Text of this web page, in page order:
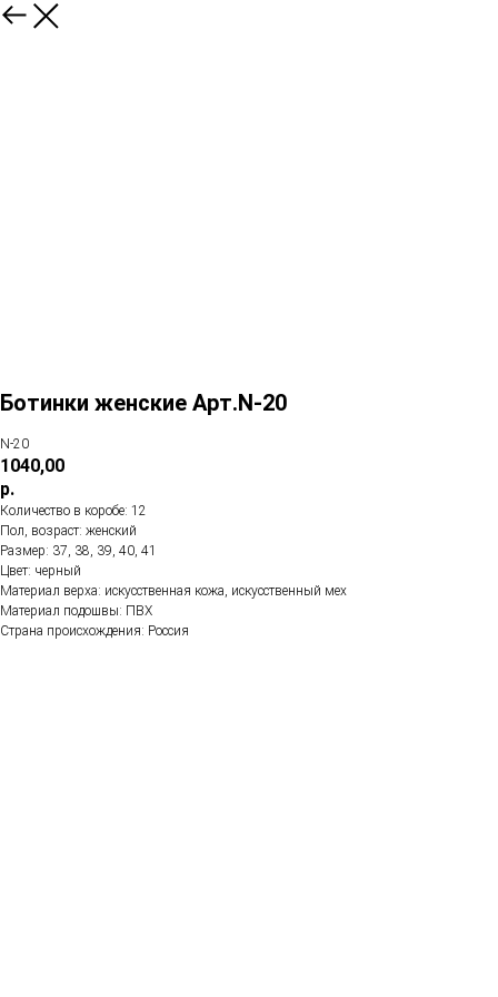
Ботинки женские Арт.N-20
N-20
1040,00
р.
Количество в коробе: 12
Пол, возраст: женский
Размер: 37, 38, 39, 40, 41
Цвет: черный
Материал верха: искусственная кожа, искусственный мех
Материал подошвы: ПВХ
Страна происхождения: Россия